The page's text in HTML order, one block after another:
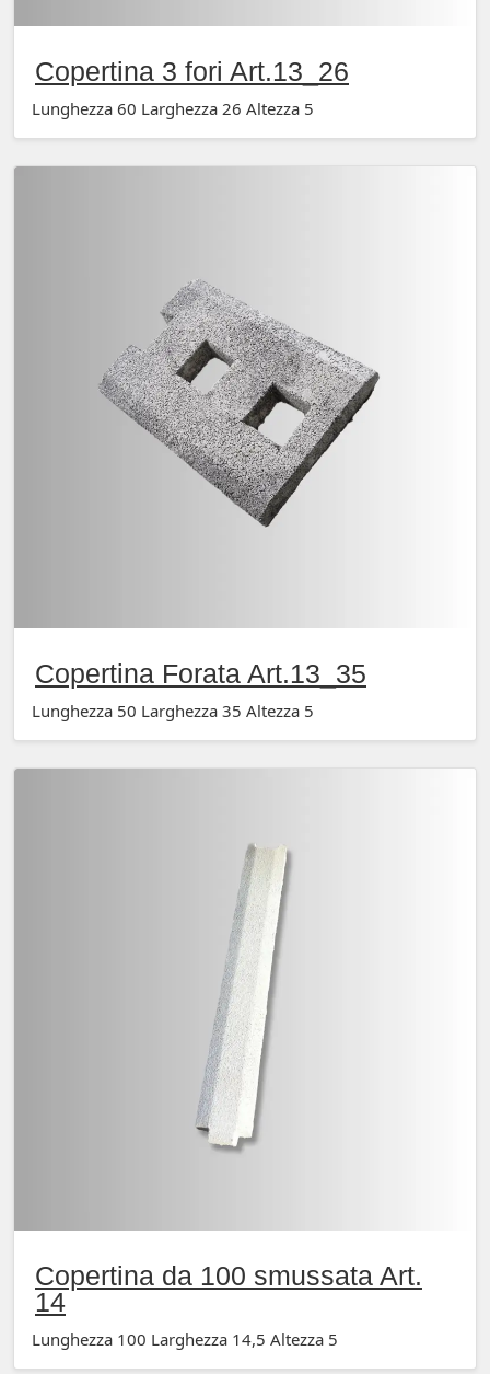
Copertina 3 fori Art.13_26
Lunghezza 60 Larghezza 26 Altezza 5
Copertina Forata Art.13_35
Lunghezza 50 Larghezza 35 Altezza 5
Copertina da 100 smussata Art.
14
Lunghezza 100 Larghezza 14,5 Altezza 5